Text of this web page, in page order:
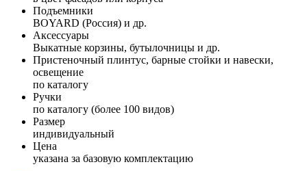
Подъемники
BOYARD (Россия) и др.
Аксессуары
Выкатные корзины, бутылочницы и др.
Пристеночный плинтус, барные стойки и навески,
освещение
по каталогу
Ручки
по каталогу (более 100 видов)
Размер
индивидуальный
Цена
указана за базовую комплектацию